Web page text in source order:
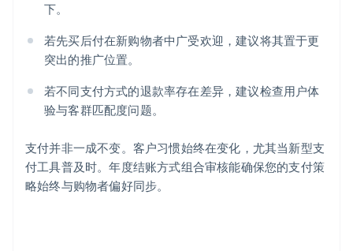
下。
若先买后付在新购物者中广受欢迎，建议将其置于更
突出的推广位置。
若不同支付方式的退款率存在差异，建议检查用户体
验与客群匹配度问题。
支付并非一成不变。客户习惯始终在变化，尤其当新型支
付工具普及时。年度结账方式组合审核能确保您的支付策
略始终与购物者偏好同步。